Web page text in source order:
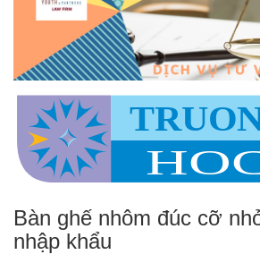
Bàn ghế nhôm đúc cỡ
nhập khẩu